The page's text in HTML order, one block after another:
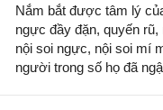
Nắm bắt được tâm lý
ngực đầy đặn, quyến
nội soi ngực, nội soi mí
người trong số họ đã